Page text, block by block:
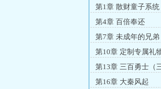
第1章 散财童子系统
第4章 百倍奉还
第7章 未成年的兄
第10章 定制专属礼
第13章 三百勇士（
第16章 大秦风起